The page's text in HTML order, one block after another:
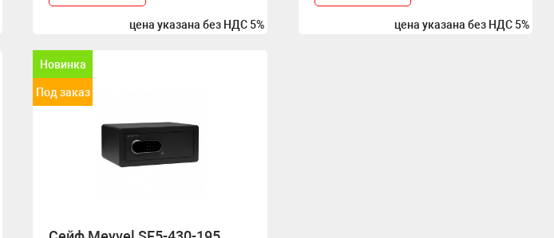
цена указана без НДС 5% цена указана без НДС 5%
Новинка
Под заказ